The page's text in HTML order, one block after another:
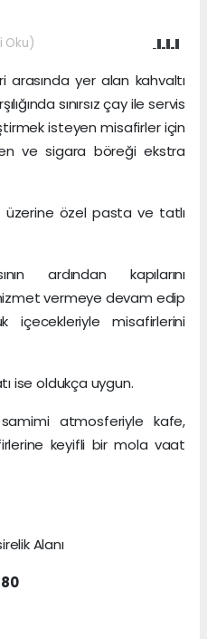
Oku)
arasında yer alan kahvaltı
sınırsız çay ile servis
isteyen misafirler için
ve sigara böreği ekstra
üzerine özel pasta ve tatlı
ardından kapılarını
vermeye devam edip
içecekleriyle misafirlerini
ise oldukça uygun.
atmosferiyle kafe,
keyifli bir mola vaat
Alanı